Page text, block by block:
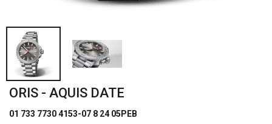
ORIS - AQUIS DATE
01 733 7730 4153-07 8 24 05PEB